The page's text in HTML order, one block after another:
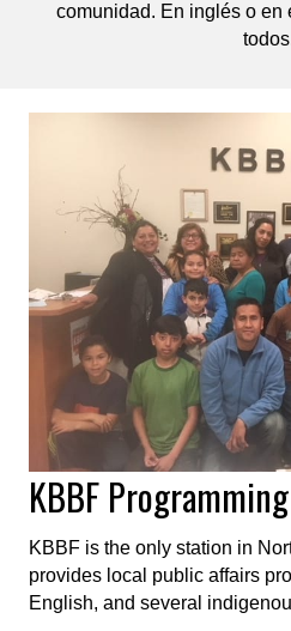
comunidad. En inglés o en
KBBF
KBBF is the only station in
provides local public affairs
English, and several